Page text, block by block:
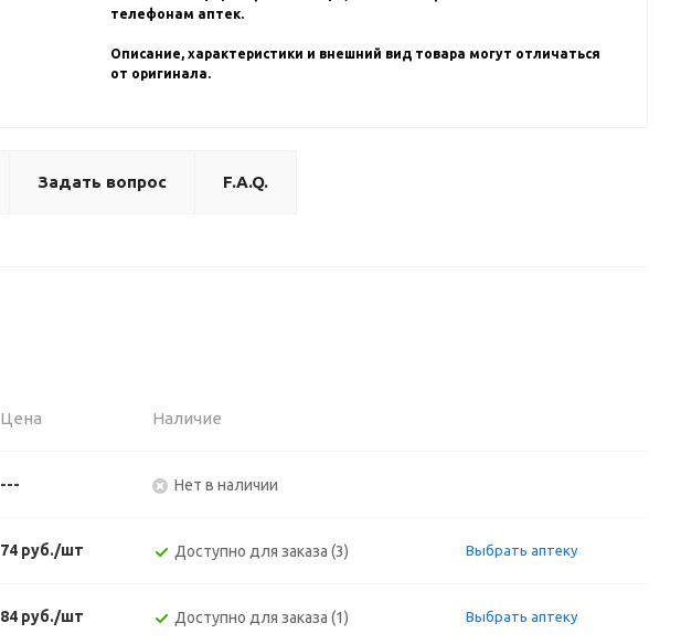
телефонам аптек.
Описание, характеристики и внешний вид товара могут отличаться
от оригинала.
Задать вопрос F.A.Q.
Цена Наличие
--- Нет в наличии
74 руб./шт Доступно для заказа (3) Выбрать аптеку
84 руб./шт Доступно для заказа (1) Выбрать аптеку